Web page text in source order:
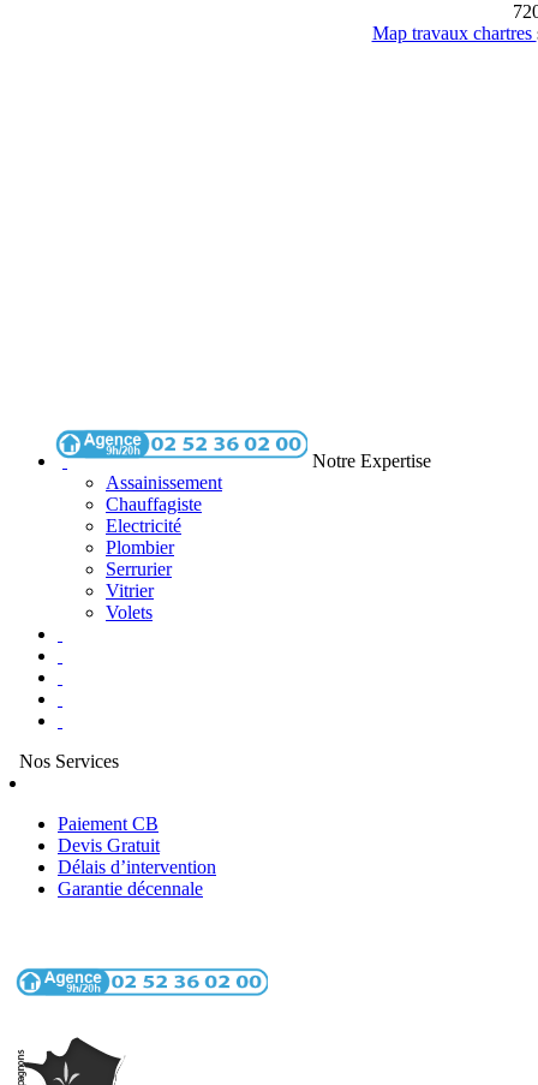
Notre Expertise
Assainissement
Chauffagiste
Electricité
Plombier
Serrurier
Vitrier
Volets
Nos Services
Paiement CB
Devis Gratuit
Délais d’intervention
Garantie décennale
Map travaux chartres